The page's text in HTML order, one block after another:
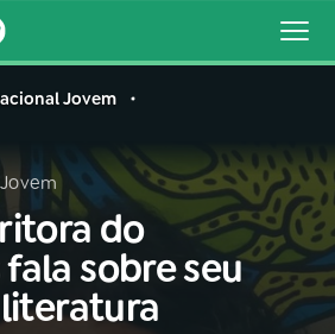
Buscar
Jovem
do
sobre seu